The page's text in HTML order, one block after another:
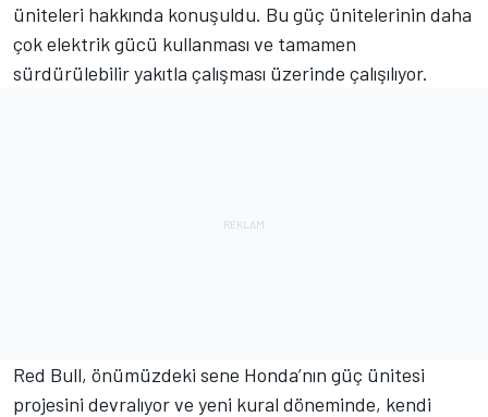
üniteleri hakkında konuşuldu. Bu güç ünitelerinin daha
çok elektrik gücü kullanması ve tamamen
sürdürülebilir yakıtla çalışması üzerinde çalışılıyor.
Red Bull, önümüzdeki sene Honda’nın güç ünitesi
projesini devralıyor ve yeni kural döneminde, kendi